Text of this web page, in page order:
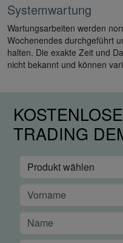
Systemwartung
Wartungsarbeiten werden
Wochenendes durchgeführt
halten. Die exakte Zeit und
nicht bekannt und können
TRADING